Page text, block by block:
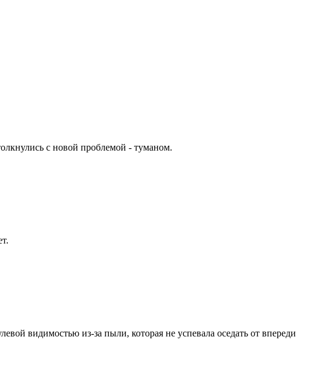
с новой проблемой - туманом.
видимостью из-за пыли, которая не успевала оседать от впереди